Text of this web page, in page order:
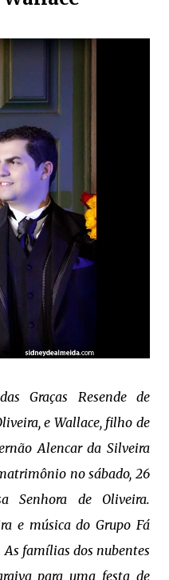
Graças Resende de
e Wallace, filho de
Alencar da Silveira
no sábado, 26
Senhora de Oliveira.
e música do Grupo Fá
famílias dos nubentes
para uma festa de